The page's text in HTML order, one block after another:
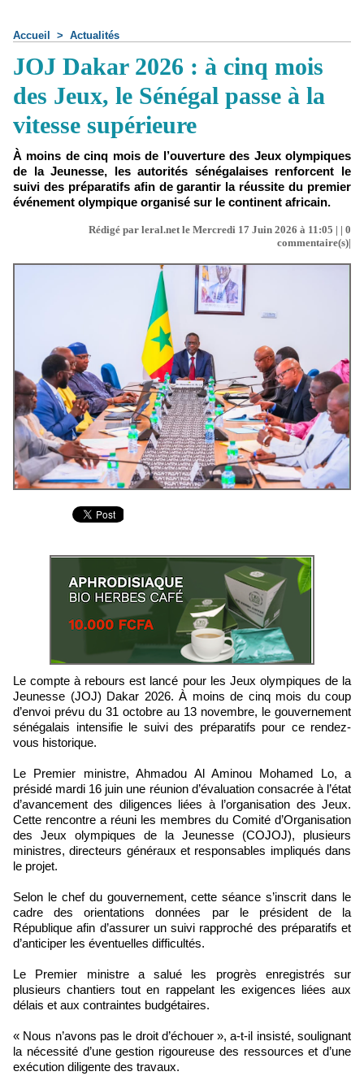
Accueil > Actualités
JOJ Dakar 2026 : à cinq mois
des Jeux, le Sénégal passe à la
vitesse supérieure
À moins de cinq mois de l’ouverture des Jeux olympiques
de la Jeunesse, les autorités sénégalaises renforcent le
suivi des préparatifs afin de garantir la réussite du premier
événement olympique organisé sur le continent africain.
Rédigé par leral.net le Mercredi 17 Juin 2026 à 11:05 | | 0
commentaire(s)|
Le compte à rebours est lancé pour les Jeux olympiques de la
Jeunesse (JOJ) Dakar 2026. À moins de cinq mois du coup
d’envoi prévu du 31 octobre au 13 novembre, le gouvernement
sénégalais intensifie le suivi des préparatifs pour ce rendez-
vous historique.
Le Premier ministre, Ahmadou Al Aminou Mohamed Lo, a
présidé mardi 16 juin une réunion d’évaluation consacrée à l’état
d’avancement des diligences liées à l’organisation des Jeux.
Cette rencontre a réuni les membres du Comité d’Organisation
des Jeux olympiques de la Jeunesse (COJOJ), plusieurs
ministres, directeurs généraux et responsables impliqués dans
le projet.
Selon le chef du gouvernement, cette séance s’inscrit dans le
cadre des orientations données par le président de la
République afin d’assurer un suivi rapproché des préparatifs et
d’anticiper les éventuelles difficultés.
Le Premier ministre a salué les progrès enregistrés sur
plusieurs chantiers tout en rappelant les exigences liées aux
délais et aux contraintes budgétaires.
« Nous n’avons pas le droit d’échouer », a-t-il insisté, soulignant
la nécessité d’une gestion rigoureuse des ressources et d’une
exécution diligente des travaux.